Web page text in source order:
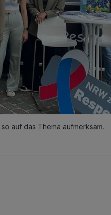
auf das Thema aufmerksam.